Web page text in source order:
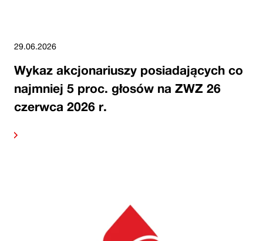
29.06.2026
Wykaz akcjonariuszy posiadających co
najmniej 5 proc. głosów na ZWZ 26
czerwca 2026 r.